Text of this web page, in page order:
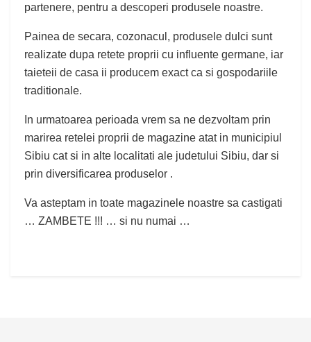
partenere, pentru a descoperi produsele noastre.
Painea de secara, cozonacul, produsele dulci sunt
realizate dupa retete proprii cu influente germane, iar
taieteii de casa ii producem exact ca si gospodariile
traditionale.
In urmatoarea perioada vrem sa ne dezvoltam prin
marirea retelei proprii de magazine atat in municipiul
Sibiu cat si in alte localitati ale judetului Sibiu, dar si
prin diversificarea produselor .
Va asteptam in toate magazinele noastre sa castigati
… ZAMBETE !!! … si nu numai …